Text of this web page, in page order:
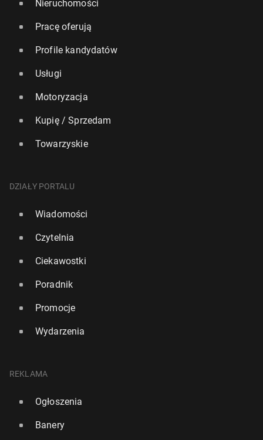
Nieruchomości
Pracę oferują
Profile kandydatów
Usługi
Motoryzacja
Kupię / Sprzedam
Towarzyskie
DZIAŁY PORTALU
Wiadomości
Czytelnia
Ciekawostki
Poradnik
Promocje
Wydarzenia
REKLAMA
Ogłoszenia
Banery